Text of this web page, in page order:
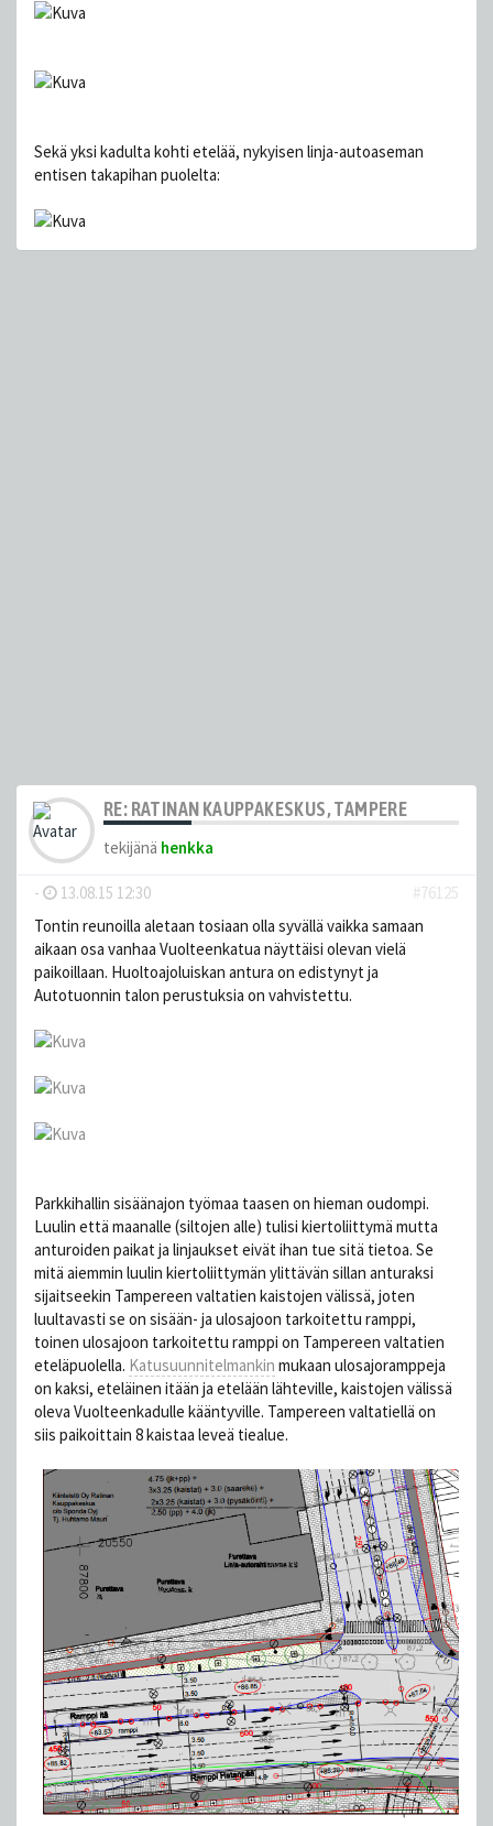
Sekä yksi kadulta kohti etelää, nykyisen linja-autoaseman
entisen takapihan puolelta:
RE: RATINAN KAUPPAKESKUS, TAMPERE
tekijänä henkka
- 13.08.15 12:30
#76125
Tontin reunoilla aletaan tosiaan olla syvällä vaikka samaan
aikaan osa vanhaa Vuolteenkatua näyttäisi olevan vielä
paikoillaan. Huoltoajoluiskan antura on edistynyt ja
Autotuonnin talon perustuksia on vahvistettu.
Parkkihallin sisäänajon työmaa taasen on hieman oudompi.
Luulin että maanalle (siltojen alle) tulisi kiertoliittymä mutta
anturoiden paikat ja linjaukset eivät ihan tue sitä tietoa. Se
mitä aiemmin luulin kiertoliittymän ylittävän sillan anturaksi
sijaitseekin Tampereen valtatien kaistojen välissä, joten
luultavasti se on sisään- ja ulosajoon tarkoitettu ramppi,
toinen ulosajoon tarkoitettu ramppi on Tampereen valtatien
eteläpuolella. Katusuunnitelmankin mukaan ulosajoramppeja
on kaksi, eteläinen itään ja etelään lähteville, kaistojen välissä
oleva Vuolteenkadulle kääntyville. Tampereen valtatiellä on
siis paikoittain 8 kaistaa leveä tiealue.